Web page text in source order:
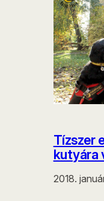
Tízszer
kutyára
2018.